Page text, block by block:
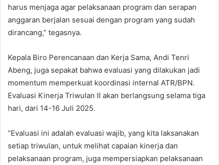
harus menjaga agar pelaksanaan program dan serapan
anggaran berjalan sesuai dengan program yang sudah
dirancang,” tegasnya.
Kepala Biro Perencanaan dan Kerja Sama, Andi Tenri
Abeng, juga sepakat bahwa evaluasi yang dilakukan jadi
momentum memperkuat koordinasi internal ATR/BPN.
Evaluasi Kinerja Triwulan II akan berlangsung selama tiga
hari, dari 14-16 Juli 2025.
“Evaluasi ini adalah evaluasi wajib, yang kita laksanakan
setiap triwulan, untuk melihat capaian kinerja dan
pelaksanaan program, juga mempersiapkan pelaksanaan